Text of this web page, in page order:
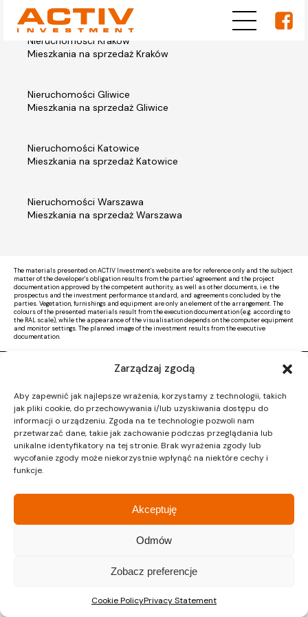
Zarządzaj zgodą
Aby zapewnić jak najlepsze wrażenia, korzystamy z technologii, takich
jak pliki cookie, do przechowywania i/lub uzyskiwania dostępu do
informacji o urządzeniu. Zgoda na te technologie pozwoli nam
przetwarzać dane, takie jak zachowanie podczas przeglądania lub
unikalne identyfikatory na tej stronie. Brak wyrażenia zgody lub
wycofanie zgody może niekorzystnie wpłynąć na niektóre cechy i
funkcje.
Akceptuję
Odmów
Zobacz preferencje
Cookie PolicyPrivacy Statement
Nieruchomości Kraków
Mieszkania na sprzedaż Kraków
Nieruchomości Gliwice
Mieszkania na sprzedaż Gliwice
Nieruchomości Katowice
Mieszkania na sprzedaż Katowice
Nieruchomości Warszawa
Mieszkania na sprzedaż Warszawa
The materials presented on ACTIV Investment's website are for reference only and the subject
matter of the developer's obligation results from the parties' agreement and the project
documentation approved by the competent authority, as well as other documents, i.e. the
prospectus and the investment performance standard, and agreements concluded by the
parties. Vegetation, furnishings and equipment are only an element of the arrangement. The
colours of the presented materials result from the execution documentation (e.g. according to
the RAL scale), while the appearance of the visualisation depends on the computer equipment
and monitor settings. The planned image of the investment results from the executive
documentation.
Activ Investment|Polityka prywatności
Design by CTL MEDIA | Strona www: Proformat